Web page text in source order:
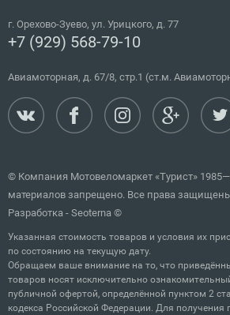
г. Орехово-Зуево, ул. Урицкого, д. 77
+7 (929) 568-79-10
Авиамоторная, д. 67/8, стр.1 (ст.м.
© Компания Мотовеломаркет «Турист»
материалов запрещено. Все права
Разработка - Seoterna ©
Указанная стоимость товаров и условия их
по состоянию на текущую дату.
Обращаем ваше внимание на то, что
товаров носят исключительно
публичной офертой, определённой пунктом 2
кодекса Российской Федерации. Для